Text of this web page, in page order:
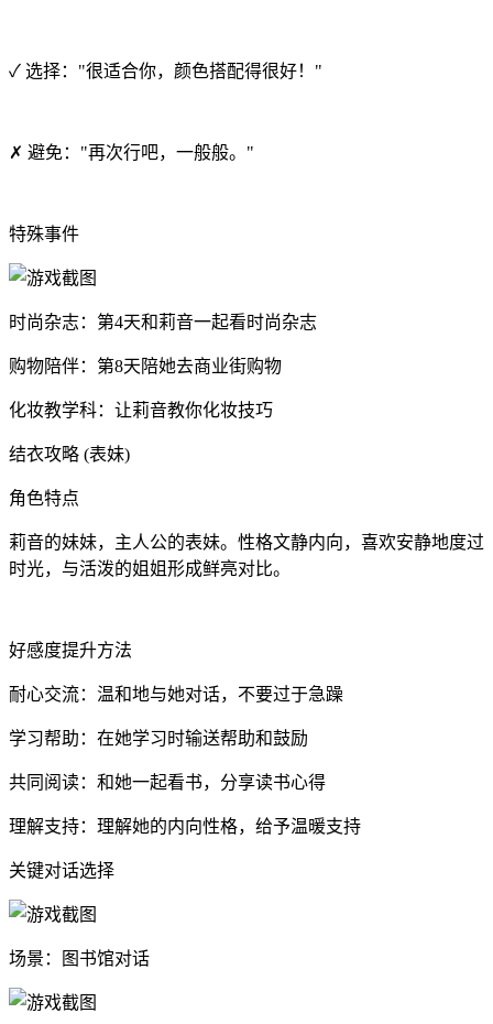
✓ 选择："很适合你，颜色搭配得很好！"
✗ 避免："再次行吧，一般般。"
特殊事件
时尚杂志：第4天和莉音一起看时尚杂志
购物陪伴：第8天陪她去商业街购物
化妆教学科：让莉音教你化妆技巧
结衣攻略 (表妹)
角色特点
莉音的妹妹，主人公的表妹。性格文静内向，喜欢安静地度过
时光，与活泼的姐姐形成鲜亮对比。
好感度提升方法
耐心交流：温和地与她对话，不要过于急躁
学习帮助：在她学习时输送帮助和鼓励
共同阅读：和她一起看书，分享读书心得
理解支持：理解她的内向性格，给予温暖支持
关键对话选择
场景：图书馆对话